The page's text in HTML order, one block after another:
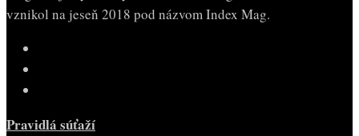
vznikol na jeseň 2018 pod názvom Index Mag.
Pravidlá súťaží